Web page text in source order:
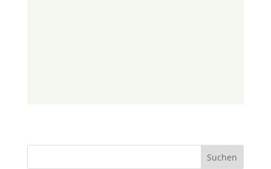
Suchen